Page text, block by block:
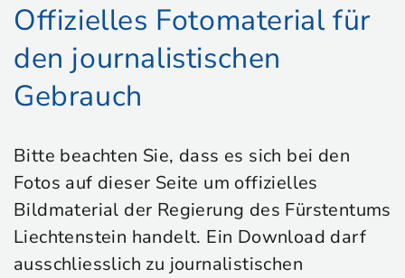
Offizielles Fotomaterial für
den journalistischen
Gebrauch
Bitte beachten Sie, dass es sich bei den
Fotos auf dieser Seite um offizielles
Bildmaterial der Regierung des Fürstentums
Liechtenstein handelt. Ein Download darf
ausschliesslich zu journalistischen